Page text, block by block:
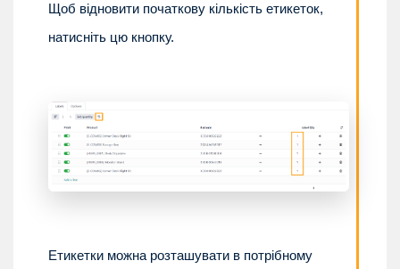
Щоб відновити початкову кількість етикеток,
натисніть цю кнопку.
Етикетки можна розташувати в потрібному